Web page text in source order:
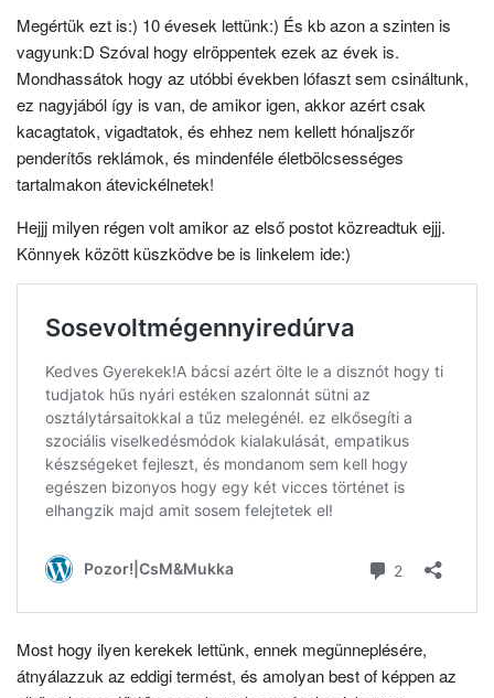
Megértük ezt is:) 10 évesek lettünk:) És kb azon a szinten is
vagyunk:D Szóval hogy elröppentek ezek az évek is.
Mondhassátok hogy az utóbbi években lófaszt sem csináltunk,
ez nagyjából így is van, de amikor igen, akkor azért csak
kacagtatok, vigadtatok, és ehhez nem kellett hónaljszőr
penderítős reklámok, és mindenféle életbölcsességes
tartalmakon átevickélnetek!
Hejjj milyen régen volt amikor az első postot közreadtuk ejjj.
Könnyek között küszködve be is linkelem ide:)
Most hogy ilyen kerekek lettünk, ennek megünneplésére,
átnyálazzuk az eddigi termést, és amolyan best of képpen az